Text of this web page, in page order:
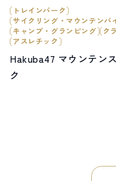
トレインパーク
サイクリング・マウンテンバ
キャンプ・グランピング
ク
アスレチック
Hakuba47 マウンテン
ク